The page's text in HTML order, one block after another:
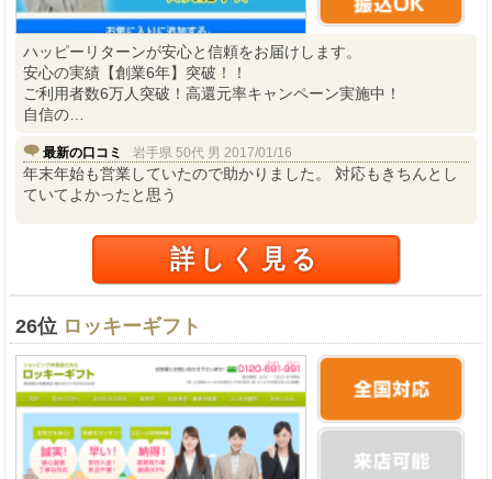
ハッピーリターンが安心と信頼をお届けします。
安心の実績【創業6年】突破！！
ご利用者数6万人突破！高還元率キャンペーン実施中！
自信の…
最新の口コミ 岩手県 50代 男 2017/01/16
年末年始も営業していたので助かりました。 対応もきちんとし
ていてよかったと思う
詳しく見る
26位 ロッキーギフト